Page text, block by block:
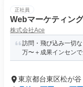
正社員
Webマーケティン
株式会社Ace
訪問・飛び込み一切
万〜＋成果インセン
東京都台東区松が谷